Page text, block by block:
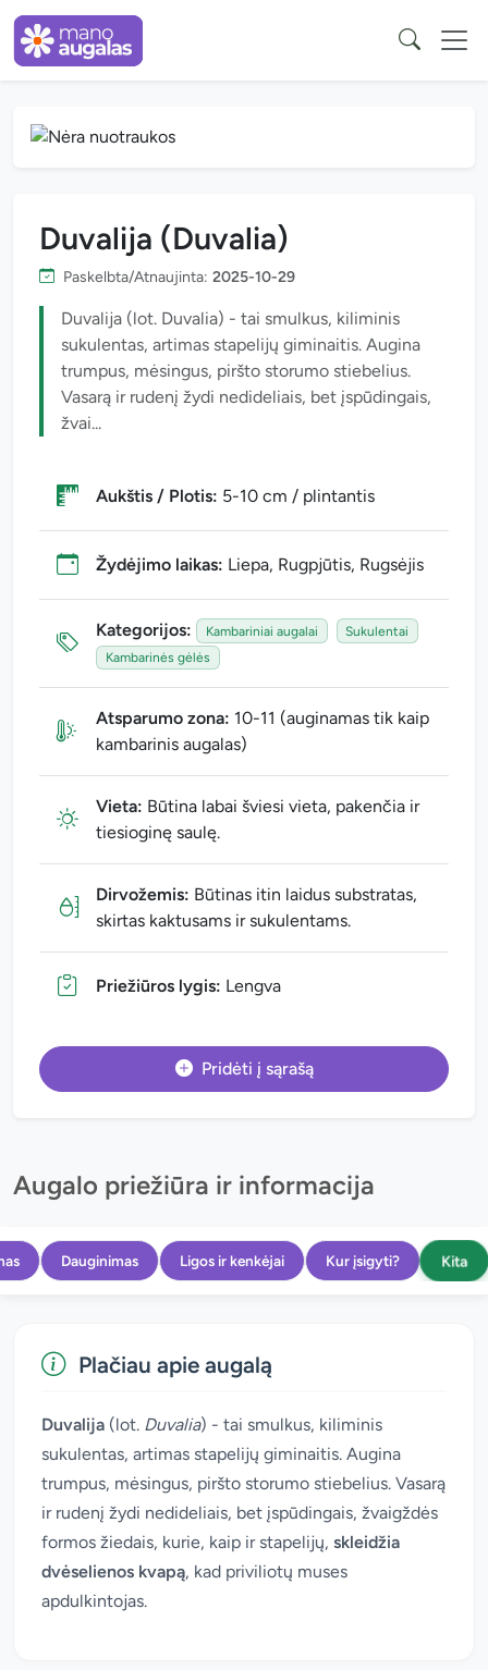
Duvalija (Duvalia)
Paskelbta/Atnaujinta: 2025-10-29
Duvalija (lot. Duvalia) - tai smulkus, kiliminis
sukulentas, artimas stapelijų giminaitis. Augina
trumpus, mėsingus, piršto storumo stiebelius.
Vasarą ir rudenį žydi nedideliais, bet įspūdingais,
žvai...
Aukštis / Plotis: 5-10 cm / plintantis
Žydėjimo laikas: Liepa, Rugpjūtis, Rugsėjis
Kategorijos: Kambariniai augalai
Sukulentai
Kambarinės gėlės
Atsparumo zona: 10-11 (auginamas tik kaip
kambarinis augalas)
Vieta: Būtina labai šviesi vieta, pakenčia ir
tiesioginę saulę.
Dirvožemis: Būtinas itin laidus substratas,
skirtas kaktusams ir sukulentams.
Priežiūros lygis: Lengva
Pridėti į sąrašą
Augalo priežiūra ir informacija
Dauginimas Ligos ir kenkėjai Kur įsigyti? Kita
Plačiau apie augalą
Duvalija (lot. Duvalia) - tai smulkus, kiliminis
sukulentas, artimas stapelijų giminaitis. Augina
trumpus, mėsingus, piršto storumo stiebelius. Vasarą
ir rudenį žydi nedideliais, bet įspūdingais, žvaigždės
formos žiedais, kurie, kaip ir stapelijų, skleidžia
dvėselienos kvapą, kad priviliotų muses
apdulkintojas.